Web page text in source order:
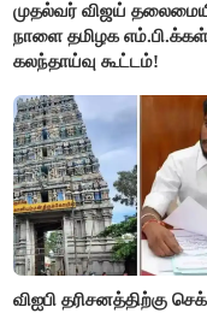
முதல்வர் விஜய்
நாளை தமிழக
கலந்தாய்வு கூட்டம்!
விஐபி தரிசனத்திற்கு